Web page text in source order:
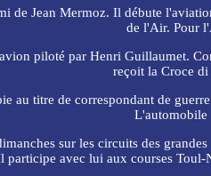
de Jean Mermoz. Il débute
de l'Air. Pour
piloté par Henri Guillaumet.
reçoit la Croce
au titre de correspondant de
L'automobile
sur les circuits des
participe avec lui aux courses